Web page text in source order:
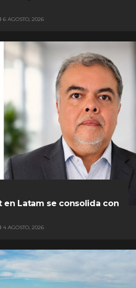
6 AGOSTO, 2026
en Latam se consolida con
4 AGOSTO, 2026